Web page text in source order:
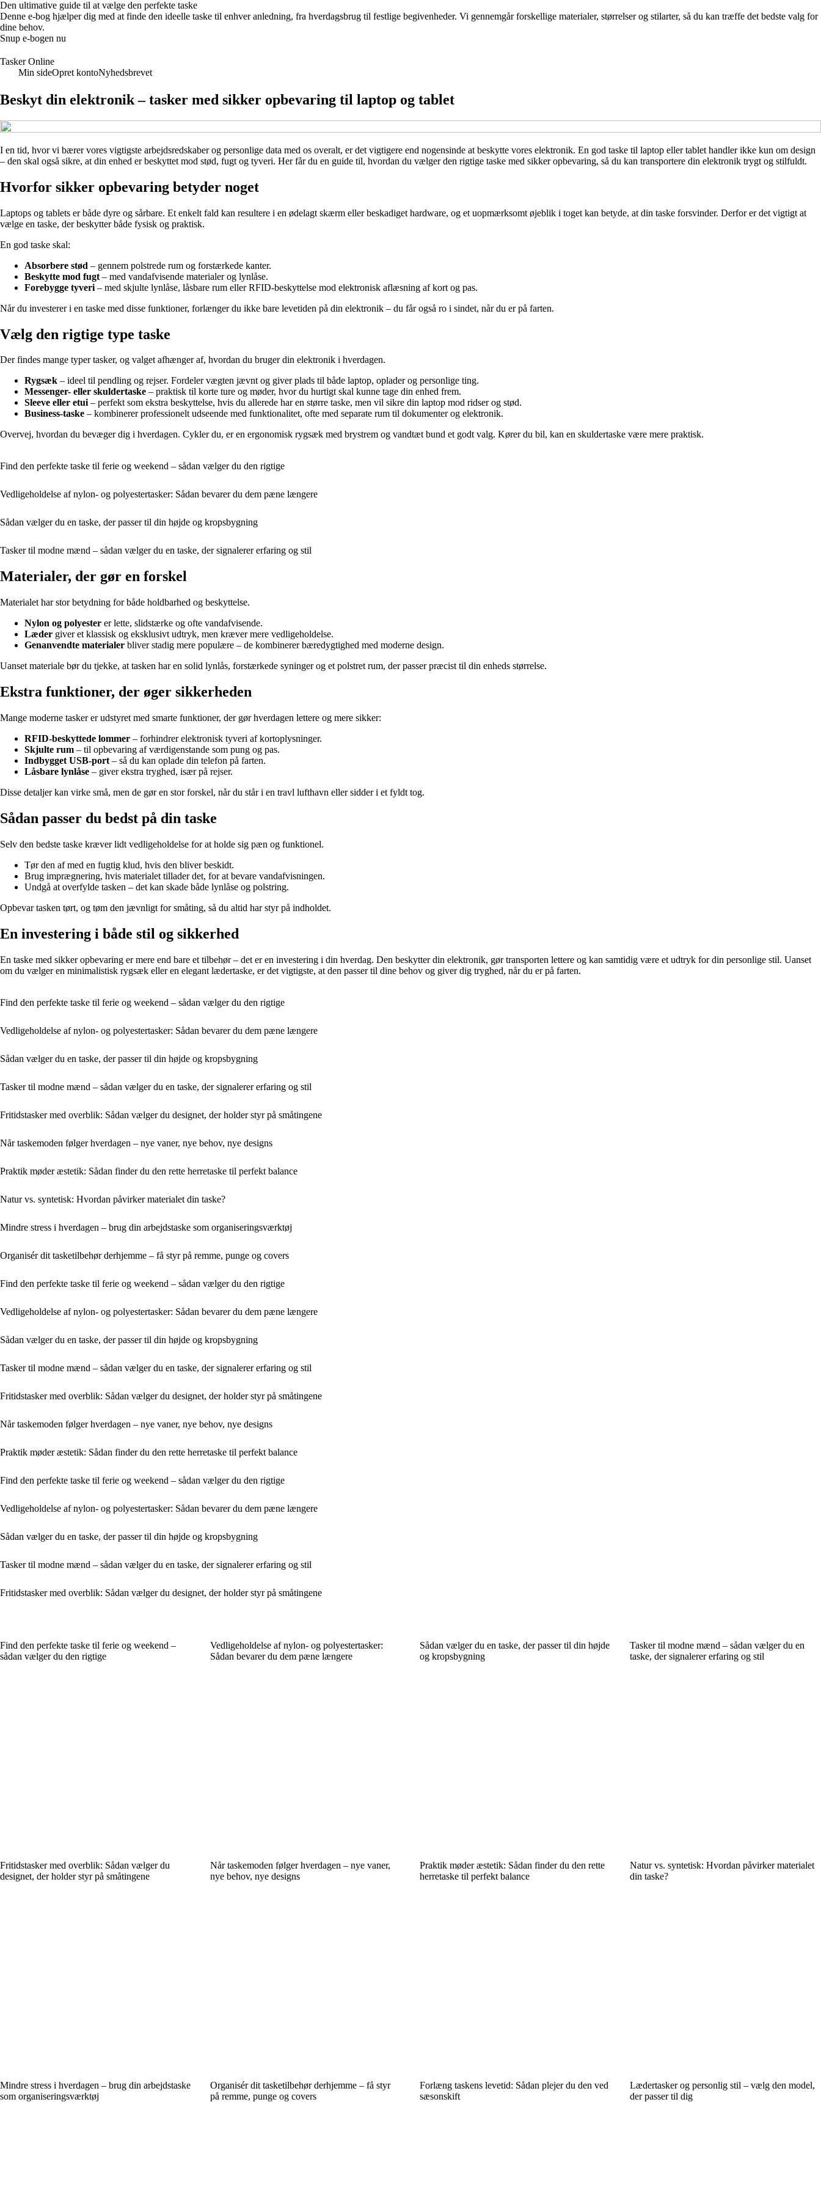
Den ultimative guide til at vælge den perfekte taske
Denne e-bog hjælper dig med at finde den ideelle taske til enhver anledning, fra hverdagsbrug til festlige begivenheder. Vi gennemgår forskellige materialer, størrelser og stilarter, så du kan træffe det bedste valg for
dine behov.
Snup e-bogen nu
Tasker Online
Min sideOpret kontoNyhedsbrevet
Beskyt din elektronik – tasker med sikker opbevaring til laptop og tablet
I en tid, hvor vi bærer vores vigtigste arbejdsredskaber og personlige data med os overalt, er det vigtigere end nogensinde at beskytte vores elektronik. En god taske til laptop eller tablet handler ikke kun om design
– den skal også sikre, at din enhed er beskyttet mod stød, fugt og tyveri. Her får du en guide til, hvordan du vælger den rigtige taske med sikker opbevaring, så du kan transportere din elektronik trygt og stilfuldt.
Hvorfor sikker opbevaring betyder noget
Laptops og tablets er både dyre og sårbare. Et enkelt fald kan resultere i en ødelagt skærm eller beskadiget hardware, og et uopmærksomt øjeblik i toget kan betyde, at din taske forsvinder. Derfor er det vigtigt at
vælge en taske, der beskytter både fysisk og praktisk.
En god taske skal:
Absorbere stød – gennem polstrede rum og forstærkede kanter.
Beskytte mod fugt – med vandafvisende materialer og lynlåse.
Forebygge tyveri – med skjulte lynlåse, låsbare rum eller RFID-beskyttelse mod elektronisk aflæsning af kort og pas.
Når du investerer i en taske med disse funktioner, forlænger du ikke bare levetiden på din elektronik – du får også ro i sindet, når du er på farten.
Vælg den rigtige type taske
Der findes mange typer tasker, og valget afhænger af, hvordan du bruger din elektronik i hverdagen.
Rygsæk – ideel til pendling og rejser. Fordeler vægten jævnt og giver plads til både laptop, oplader og personlige ting.
Messenger- eller skuldertaske – praktisk til korte ture og møder, hvor du hurtigt skal kunne tage din enhed frem.
Sleeve eller etui– perfekt som ekstra beskyttelse, hvis du allerede har en større taske, men vil sikre din laptop mod ridser og stød.
Business-taske – kombinerer professionelt udseende med funktionalitet, ofte med separate rum til dokumenter og elektronik.
Overvej, hvordan du bevæger dig i hverdagen. Cykler du, er en ergonomisk rygsæk med brystrem og vandtæt bund et godt valg. Kører du bil, kan en skuldertaske være mere praktisk.
Find den perfekte taske til ferie og weekend – sådan vælger du den rigtige
Vedligeholdelse af nylon- og polyestertasker: Sådan bevarer du dem pæne længere
Sådan vælger du en taske, der passer til din højde og kropsbygning
Tasker til modne mænd – sådan vælger du en taske, der signalerer erfaring og stil
Materialer, der gør en forskel
Materialet har stor betydning for både holdbarhed og beskyttelse.
Nylon og polyester er lette, slidstærke og ofte vandafvisende.
Læder giver et klassisk og eksklusivt udtryk, men kræver mere vedligeholdelse.
Genanvendte materialer bliver stadig mere populære – de kombinerer bæredygtighed med moderne design.
Uanset materiale bør du tjekke, at tasken har en solid lynlås, forstærkede syninger og et polstret rum, der passer præcist til din enheds størrelse.
Ekstra funktioner, der øger sikkerheden
Mange moderne tasker er udstyret med smarte funktioner, der gør hverdagen lettere og mere sikker:
RFID-beskyttede lommer – forhindrer elektronisk tyveri af kortoplysninger.
Skjulte rum – til opbevaring af værdigenstande som pung og pas.
Indbygget USB-port – så du kan oplade din telefon på farten.
Låsbare lynlåse – giver ekstra tryghed, især på rejser.
Disse detaljer kan virke små, men de gør en stor forskel, når du står i en travl lufthavn eller sidder i et fyldt tog.
Sådan passer du bedst på din taske
Selv den bedste taske kræver lidt vedligeholdelse for at holde sig pæn og funktionel.
Tør den af med en fugtig klud, hvis den bliver beskidt.
Brug imprægnering, hvis materialet tillader det, for at bevare vandafvisningen.
Undgå at overfylde tasken – det kan skade både lynlåse og polstring.
Opbevar tasken tørt, og tøm den jævnligt for småting, så du altid har styr på indholdet.
En investering i både stil og sikkerhed
En taske med sikker opbevaring er mere end bare et tilbehør – det er en investering i din hverdag. Den beskytter din elektronik, gør transporten lettere og kan samtidig være et udtryk for din personlige stil. Uanset
om du vælger en minimalistisk rygsæk eller en elegant lædertaske, er det vigtigste, at den passer til dine behov og giver dig tryghed, når du er på farten.
Find den perfekte taske til ferie og weekend – sådan vælger du den rigtige
Vedligeholdelse af nylon- og polyestertasker: Sådan bevarer du dem pæne længere
Sådan vælger du en taske, der passer til din højde og kropsbygning
Tasker til modne mænd – sådan vælger du en taske, der signalerer erfaring og stil
Fritidstasker med overblik: Sådan vælger du designet, der holder styr på småtingene
Når taskemoden følger hverdagen – nye vaner, nye behov, nye designs
Praktik møder æstetik: Sådan finder du den rette herretaske til perfekt balance
Natur vs. syntetisk: Hvordan påvirker materialet din taske?
Mindre stress i hverdagen – brug din arbejdstaske som organiseringsværktøj
Organisér dit tasketilbehør derhjemme – få styr på remme, punge og covers
Find den perfekte taske til ferie og weekend – sådan vælger du den rigtige
Vedligeholdelse af nylon- og polyestertasker: Sådan bevarer du dem pæne længere
Sådan vælger du en taske, der passer til din højde og kropsbygning
Tasker til modne mænd – sådan vælger du en taske, der signalerer erfaring og stil
Fritidstasker med overblik: Sådan vælger du designet, der holder styr på småtingene
Når taskemoden følger hverdagen – nye vaner, nye behov, nye designs
Praktik møder æstetik: Sådan finder du den rette herretaske til perfekt balance
Find den perfekte taske til ferie og weekend – sådan vælger du den rigtige
Vedligeholdelse af nylon- og polyestertasker: Sådan bevarer du dem pæne længere
Sådan vælger du en taske, der passer til din højde og kropsbygning
Tasker til modne mænd – sådan vælger du en taske, der signalerer erfaring og stil
Fritidstasker med overblik: Sådan vælger du designet, der holder styr på småtingene
Find den perfekte taske til ferie og weekend –
sådan vælger du den rigtige
Vedligeholdelse af nylon- og polyestertasker:
Sådan bevarer du dem pæne længere
Sådan vælger du en taske, der passer til din højde
og kropsbygning
Tasker til modne mænd – sådan vælger du en
taske, der signalerer erfaring og stil
Fritidstasker med overblik: Sådan vælger du
designet, der holder styr på småtingene
Når taskemoden følger hverdagen – nye vaner,
nye behov, nye designs
Praktik møder æstetik: Sådan finder du den rette
herretaske til perfekt balance
Natur vs. syntetisk: Hvordan påvirker materialet
din taske?
Mindre stress i hverdagen – brug din arbejdstaske
som organiseringsværktøj
Organisér dit tasketilbehør derhjemme – få styr
på remme, punge og covers
Forlæng taskens levetid: Sådan plejer du den ved
sæsonskift
Lædertasker og personlig stil – vælg den model,
der passer til dig